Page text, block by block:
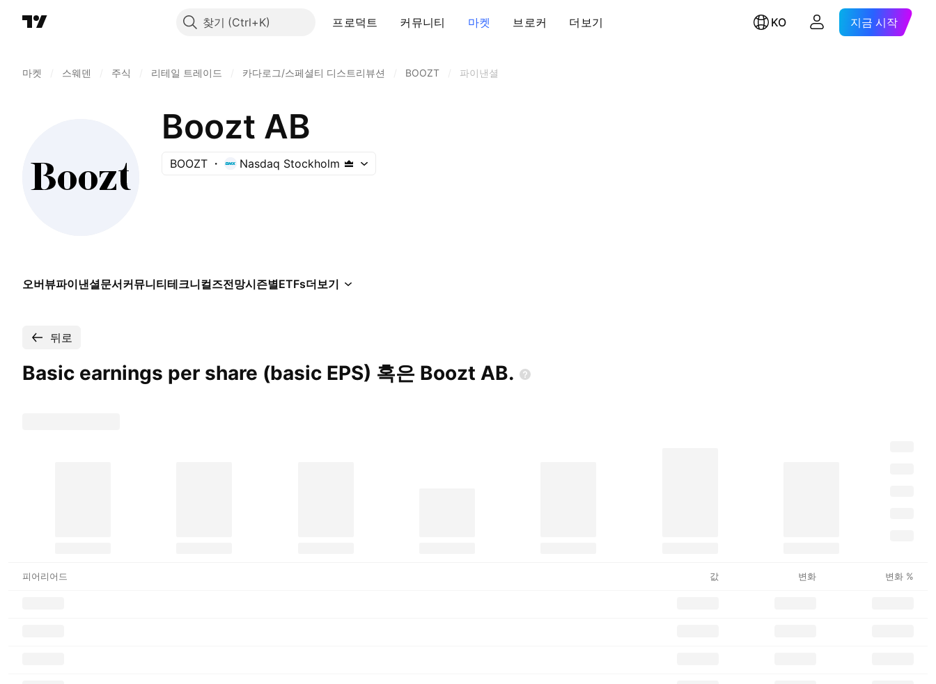
찾기 프로덕트 커뮤니티 마켓 브로커 더보기 KO 지금 시작
마켓 스웨덴 주식 리테일 트레이드 카다로그/스페셜티 디스트리뷰션 BOOZT 파이낸셜
Boozt AB
BOOZT Nasdaq Stockholm
오버뷰파이낸셜문서커뮤니티테크니컬즈전망시즌별ETFs더보기
뒤로
Basic earnings per share (basic EPS) 혹은 Boozt AB.
피어리어드 값 변화 변화 %